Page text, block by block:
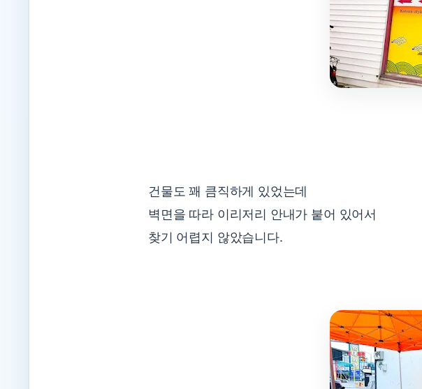
건물도 꽤 큼직하게 있었는데
벽면을 따라 이리저리 안내가 붙어 있어서
찾기 어렵지 않았습니다.